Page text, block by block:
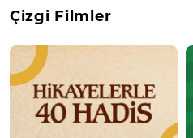
Çizgi Filmler